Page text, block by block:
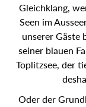
Gleichklang,
Seen im
unserer Gäste
seiner blauen
Toplitzsee, der
Oder der